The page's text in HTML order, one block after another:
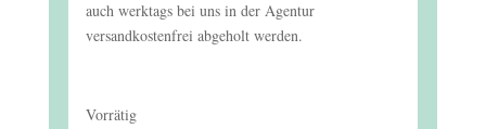
auch werktags bei uns in der Agentur
versandkostenfrei abgeholt werden.
Vorrätig